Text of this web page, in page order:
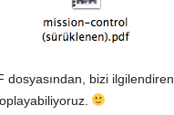
dosyasından, bizi ilgilendiren